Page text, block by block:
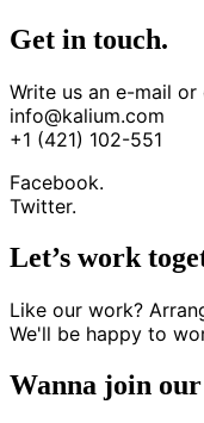
Get in touch.
Write us an e-mail or
info@kalium.com
+1 (421) 102-551
Facebook.
Twitter.
Let’s work
Like our work?
We'll be happy to
Wanna join